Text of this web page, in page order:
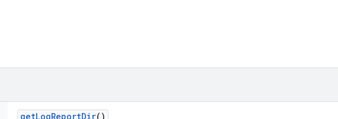
getLogReportDir()